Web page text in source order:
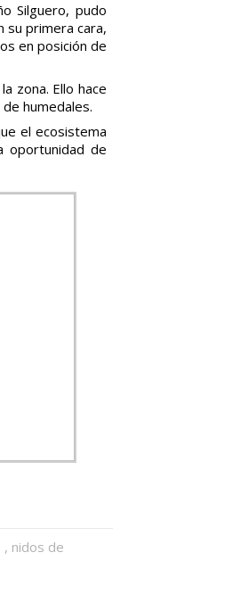
Silguero, pudo
su primera cara,
en posición de
zona. Ello hace
humedales.
el ecosistema
oportunidad de
, nidos de